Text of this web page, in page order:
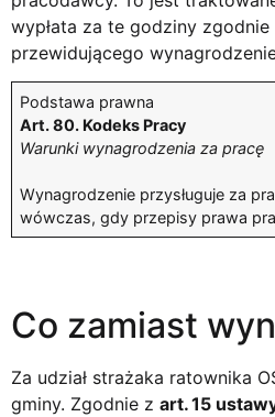
wypłata za te godziny
przewidującego
Podstawa prawna
Art. 80. Kodeks Pracy
Warunki wynagrodzenia za pracę
Wynagrodzenie przysługuje za
wówczas, gdy przepisy prawa
Co zamiast
Za udział strażaka ratownika
gminy. Zgodnie z art. 15